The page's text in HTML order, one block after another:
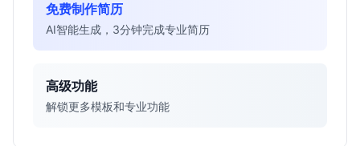
免费制作简历
AI智能生成，3分钟完成专业简历
高级功能
解锁更多模板和专业功能